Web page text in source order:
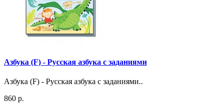
Азбука (F) - Русская азбука с заданиями
Азбука (F) - Русская азбука с заданиями..
860 р.